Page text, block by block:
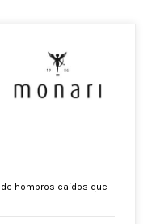
hombros caidos que